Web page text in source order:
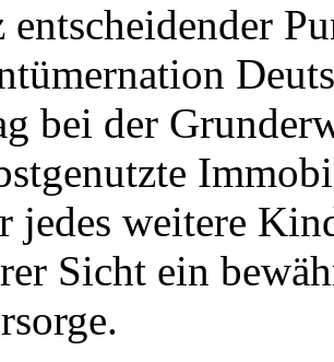
entscheidender
bei der
jedes weitere
Sicht ein